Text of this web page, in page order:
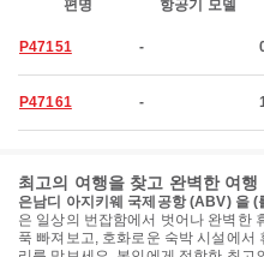
편명 항공기 모델
P47151 -
P47161 -
최고의 여행을 찾고 완벽한 여
은남디 아지키웨 국제공항 (ABV) 을
은 일상의 번잡함에서 벗어나 완벽한
푹 빠져보고, 호화로운 숙박 시설에서